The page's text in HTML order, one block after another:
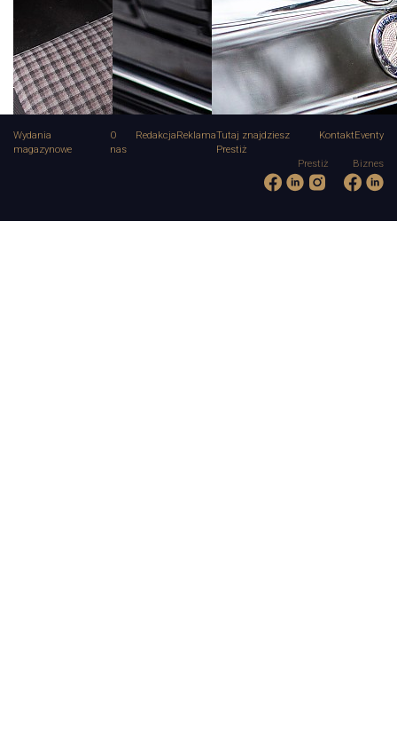
Wydania
magazynowe
O
nas
RedakcjaReklamaTutaj znajdziesz
Prestiż
KontaktEventy
Prestiż Biznes